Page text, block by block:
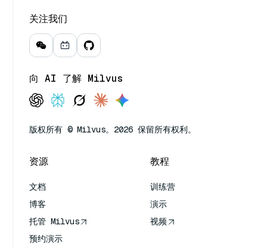
关注我们
向 AI 了解 Milvus
版权所有 © Milvus。2026 保留所有权利。
资源
文档
博客
托管 Milvus
预约演示
教程
训练营
演示
视频